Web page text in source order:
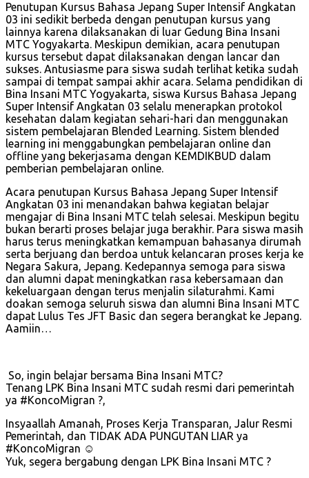
Penutupan Kursus Bahasa Jepang Super Intensif Angkatan
03 ini sedikit berbeda dengan penutupan kursus yang
lainnya karena dilaksanakan di luar Gedung Bina Insani
MTC Yogyakarta. Meskipun demikian, acara penutupan
kursus tersebut dapat dilaksanakan dengan lancar dan
sukses. Antusiasme para siswa sudah terlihat ketika sudah
sampai di tempat sampai akhir acara. Selama pendidikan di
Bina Insani MTC Yogyakarta, siswa Kursus Bahasa Jepang
Super Intensif Angkatan 03 selalu menerapkan protokol
kesehatan dalam kegiatan sehari-hari dan menggunakan
sistem pembelajaran Blended Learning. Sistem blended
learning ini menggabungkan pembelajaran online dan
offline yang bekerjasama dengan KEMDIKBUD dalam
pemberian pembelajaran online.
Acara penutupan Kursus Bahasa Jepang Super Intensif
Angkatan 03 ini menandakan bahwa kegiatan belajar
mengajar di Bina Insani MTC telah selesai. Meskipun begitu
bukan berarti proses belajar juga berakhir. Para siswa masih
harus terus meningkatkan kemampuan bahasanya dirumah
serta berjuang dan berdoa untuk kelancaran proses kerja ke
Negara Sakura, Jepang. Kedepannya semoga para siswa
dan alumni dapat meningkatkan rasa kebersamaan dan
kekeluargaan dengan terus menjalin silaturahmi. Kami
doakan semoga seluruh siswa dan alumni Bina Insani MTC
dapat Lulus Tes JFT Basic dan segera berangkat ke Jepang.
Aamiin…
So, ingin belajar bersama Bina Insani MTC?
Tenang LPK Bina Insani MTC sudah resmi dari pemerintah
ya #KoncoMigran ?,
Insyaallah Amanah, Proses Kerja Transparan, Jalur Resmi
Pemerintah, dan TIDAK ADA PUNGUTAN LIAR ya
#KoncoMigran ☺️
Yuk, segera bergabung dengan LPK Bina Insani MTC ?